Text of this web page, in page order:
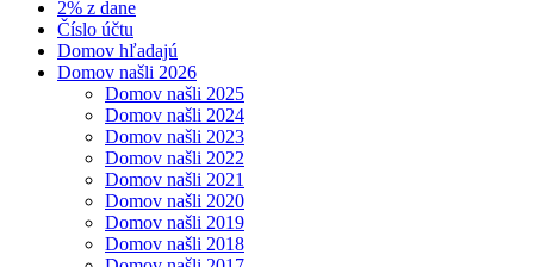
2% z dane
Číslo účtu
Domov hľadajú
Domov našli 2026
Domov našli 2025
Domov našli 2024
Domov našli 2023
Domov našli 2022
Domov našli 2021
Domov našli 2020
Domov našli 2019
Domov našli 2018